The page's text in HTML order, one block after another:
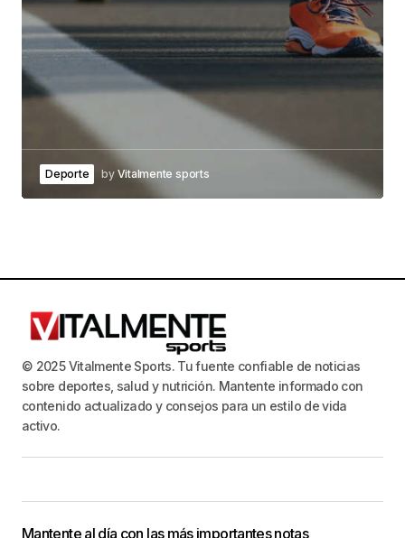
Deporte by Vitalmente sports
© 2025 Vitalmente Sports. Tu fuente confiable de noticias
sobre deportes, salud y nutrición. Mantente informado con
contenido actualizado y consejos para un estilo de vida
activo.
Mantente al día con las más importantes notas